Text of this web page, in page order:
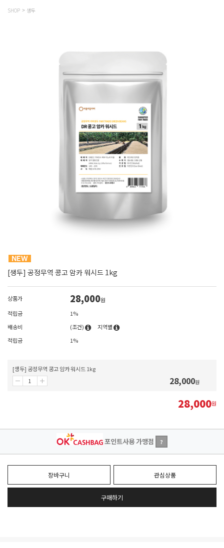
SHOP 생두
[생두] 공정무역 콩고 암카 워시드 1kg
상품가 28,000원
적립금
1%
배송비
(조건)
지역별
적립금
1%
[생두] 공정무역 콩고 암카 워시드 1kg
28,000원
28,000원
포인트사용 가맹점 ?
장바구니 관심상품
구매하기